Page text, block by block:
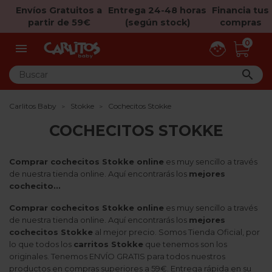
Envíos Gratuitos a
partir de 59€
Entrega 24-48 horas
(según stock)
Financia tus
compras
 0

Carlitos Baby Stokke Cochecitos Stokke
COCHECITOS STOKKE
Comprar cochecitos Stokke online es muy sencillo a través
de nuestra tienda online. Aquí encontrarás los mejores
cochecito...
Comprar cochecitos Stokke online es muy sencillo a través
de nuestra tienda online. Aquí encontrarás los mejores
cochecitos Stokke al mejor precio. Somos Tienda Oficial, por
lo que todos los carritos Stokke que tenemos son los
originales. Tenemos ENVÍO GRATIS para todos nuestros
productos en compras superiores a 59€. Entrega rápida en su